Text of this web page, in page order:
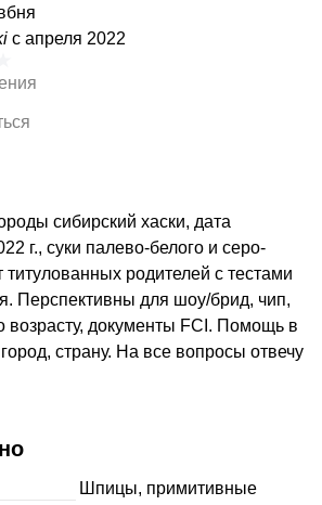
с апреля 2022
сибирский хаски, дата
г., суки палево-белого и серо-
титулованных родителей с тестами
Перспективны для шоу/брид, чип,
возрасту, документы FCI. Помощь в
страну. На все вопросы отвечу
Шпицы, примитивные